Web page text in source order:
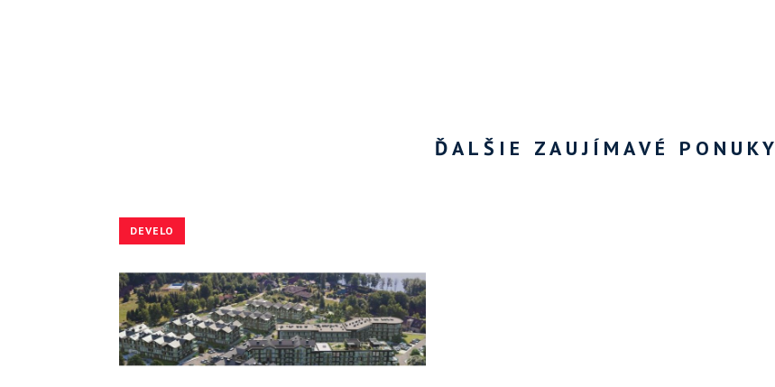
ĎALŠIE ZAUJÍMAVÉ PONUKY
DEVELO